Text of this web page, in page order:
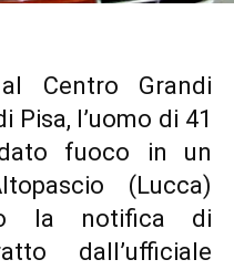
Centro Grandi
Pisa, l’uomo di 41
fuoco in un
(Lucca)
la notifica di
dall’ufficiale